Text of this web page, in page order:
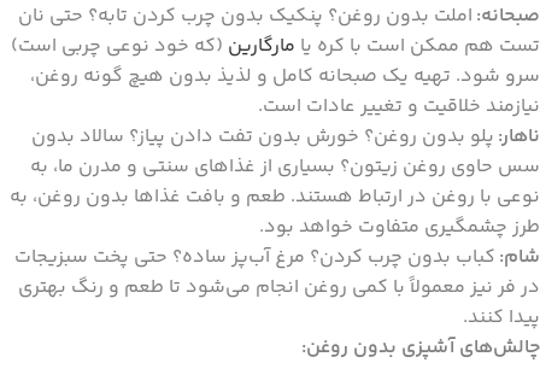
صبحانه: املت بدون روغن؟ پنکیک بدون چرب کردن تابه؟ حتی نان
تست هم ممکن است با کره یا مارگارین (که خود نوعی چربی است)
سرو شود. تهیه یک صبحانه کامل و لذیذ بدون هیچ گونه روغن،
نیازمند خلاقیت و تغییر عادات است.
ناهار: پلو بدون روغن؟ خورش بدون تفت دادن پیاز؟ سالاد بدون
سس حاوی روغن زیتون؟ بسیاری از غذاهای سنتی و مدرن ما، به
نوعی با روغن در ارتباط هستند. طعم و بافت غذاها بدون روغن، به
طرز چشمگیری متفاوت خواهد بود.
شام: کباب بدون چرب کردن؟ مرغ آب‌پز ساده؟ حتی پخت سبزیجات
در فر نیز معمولاً با کمی روغن انجام می‌شود تا طعم و رنگ بهتری
پیدا کنند.
چالش‌های آشپزی بدون روغن: